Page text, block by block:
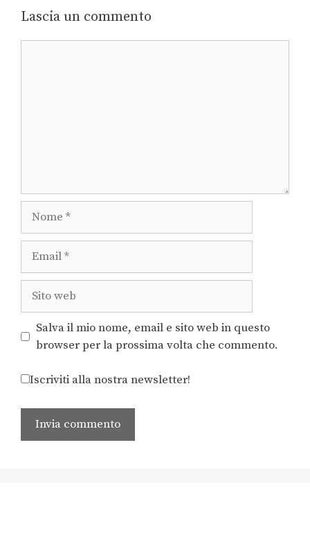
Lascia un commento
Salva il mio nome, email e sito web in questo
browser per la prossima volta che commento.
Iscriviti alla nostra newsletter!